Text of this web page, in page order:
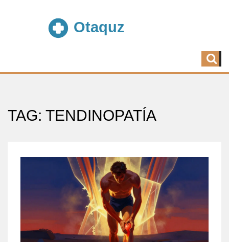
TAG: TENDINOPATÍA